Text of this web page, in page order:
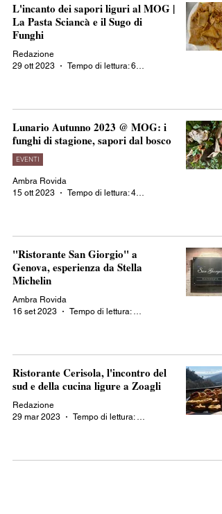
L'incanto dei sapori liguri al MOG |
La Pasta Sciancà e il Sugo di
Funghi
Redazione
29 ott 2023
Lunario Autunno 2023 @ MOG: i
funghi di stagione, sapori dal bosco
EVENTI
Ambra Rovida
15 ott 2023
"Ristorante San Giorgio" a
Genova, esperienza da Stella
Michelin
Ambra Rovida
16 set 2023
Ristorante Cerisola, l'incontro del
sud e della cucina ligure a Zoagli
Redazione
29 mar 2023